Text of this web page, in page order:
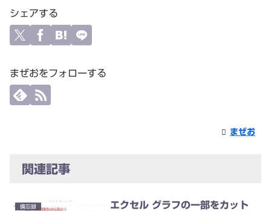
シェアする
まぜおをフォローする
まぜお
関連記事
備忘録
エクセル グラフの一部をカット